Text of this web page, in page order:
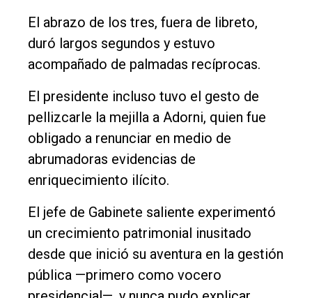
Contacto
El abrazo de los tres, fuera de libreto,
duró largos segundos y estuvo
acompañado de palmadas recíprocas.
El presidente incluso tuvo el gesto de
pellizcarle la mejilla a Adorni, quien fue
obligado a renunciar en medio de
abrumadoras evidencias de
enriquecimiento ilícito.
El jefe de Gabinete saliente experimentó
un crecimiento patrimonial inusitado
desde que inició su aventura en la gestión
pública —primero como vocero